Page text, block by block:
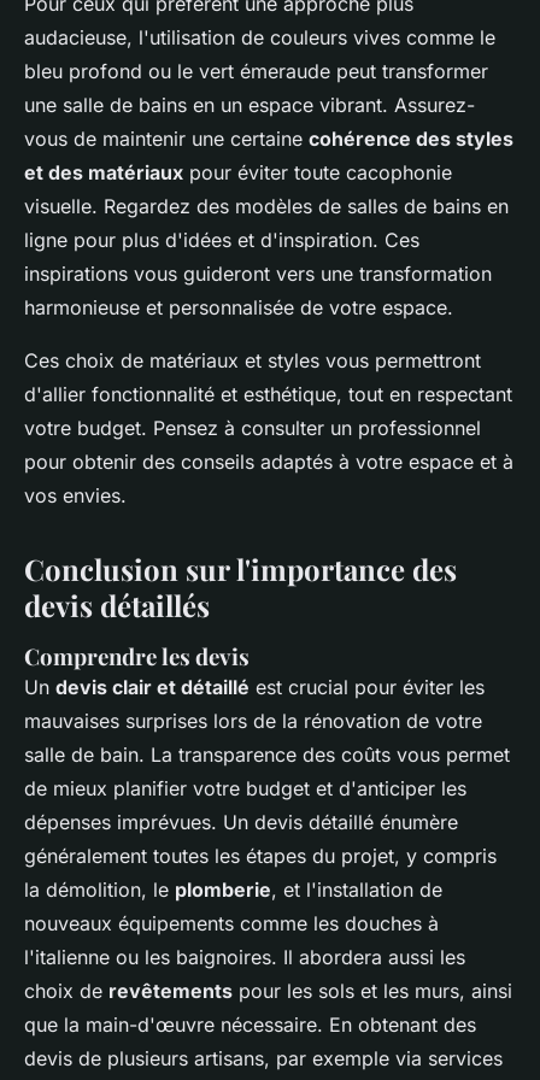
audacieuse, l'utilisation de couleurs vives comme le
bleu profond ou le vert émeraude peut transformer
une salle de bains en un espace vibrant. Assurez-
vous de maintenir une certaine cohérence des styles
et des matériaux pour éviter toute cacophonie
visuelle. Regardez des modèles de salles de bains en
ligne pour plus d'idées et d'inspiration. Ces
inspirations vous guideront vers une transformation
harmonieuse et personnalisée de votre espace.
Ces choix de matériaux et styles vous permettront
d'allier fonctionnalité et esthétique, tout en respectant
votre budget. Pensez à consulter un professionnel
pour obtenir des conseils adaptés à votre espace et à
vos envies.
Conclusion sur l'importance des
devis détaillés
Comprendre les devis
Un devis clair et détaillé est crucial pour éviter les
mauvaises surprises lors de la rénovation de votre
salle de bain. La transparence des coûts vous permet
de mieux planifier votre budget et d'anticiper les
dépenses imprévues. Un devis détaillé énumère
généralement toutes les étapes du projet, y compris
la démolition, le plomberie, et l'installation de
nouveaux équipements comme les douches à
l'italienne ou les baignoires. Il abordera aussi les
choix de revêtements pour les sols et les murs, ainsi
que la main-d'œuvre nécessaire. En obtenant des
devis de plusieurs artisans, par exemple via services